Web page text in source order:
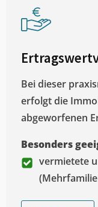
Bei dieser
erfolgt die
abgeworfenen
Besonders
vermietete